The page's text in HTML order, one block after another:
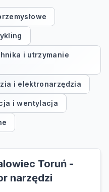
i utrzymanie
i elektronarzędzia
i wentylacja
Toruń -
narzędzi